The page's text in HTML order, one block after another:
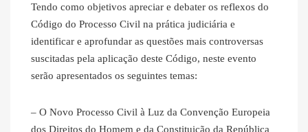
Tendo como objetivos apreciar e debater os reflexos do
Código do Processo Civil na prática judiciária e
identificar e aprofundar as questões mais controversas
suscitadas pela aplicação deste Código, neste evento
serão apresentados os seguintes temas:
– O Novo Processo Civil à Luz da Convenção Europeia
dos Direitos do Homem e da Constituição da República